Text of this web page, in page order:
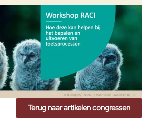
Terug naar artikelen congressen